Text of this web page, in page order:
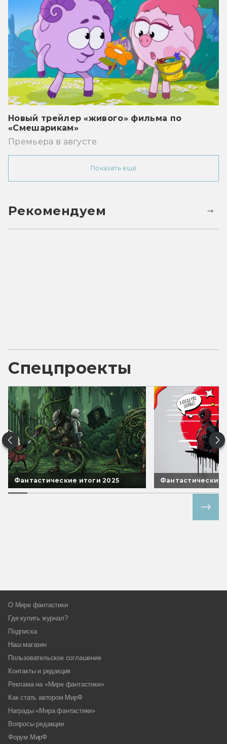
Новый трейлер «живого» фильма по
«Смешарикам»
Премьера в августе.
Показать ещё
Рекомендуем
Спецпроекты
Фантастические итоги 2025 Фантастические
О Мире фантастики
Где купить журнал?
Подписка
Наш магазин
Пользовательское соглашение
Контакты и редакция
Реклама на «Мире фантастики»
Как стать автором МирФ
Награды «Мира фантастики»
Вопросы редакции
Форум МирФ